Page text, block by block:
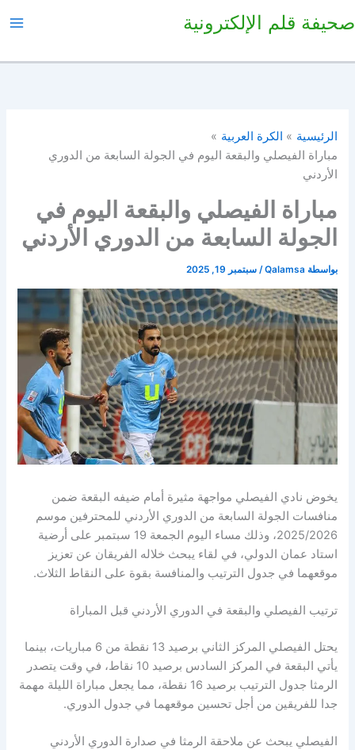
إلى
صحيفة قلم الإلكترونية
الرئيسية
الكرة العربية
مباراة الفيصلي والبقعة اليوم في الجولة السابعة من الدوري
الأردني
مباراة الفيصلي والبقعة اليوم في
الجولة السابعة من الدوري الأردني
بواسطة Qalamsa
/سبتمبر 19, 2025
يخوض نادي الفيصلي مواجهة مثيرة أمام ضيفه البقعة ضمن
منافسات الجولة السابعة من الدوري الأردني للمحترفين موسم
2025/2026، وذلك مساء اليوم الجمعة 19 سبتمبر على أرضية
استاد عمان الدولي، في لقاء يبحث خلاله الفريقان عن تعزيز
موقعهما في جدول الترتيب والمنافسة بقوة على النقاط الثلاث.
ترتيب الفيصلي والبقعة في الدوري الأردني قبل المباراة
يحتل الفيصلي المركز الثاني برصيد 13 نقطة من 6 مباريات، بينما
يأتي البقعة في المركز السادس برصيد 10 نقاط، في وقت يتصدر
الرمثا جدول الترتيب برصيد 16 نقطة، مما يجعل مباراة الليلة مهمة
جدا للفريقين من أجل تحسين موقعهما في جدول الدوري.
الفيصلي يبحث عن ملاحقة الرمثا في صدارة الدوري الأردني